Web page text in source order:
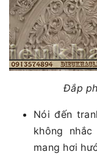
Đắp
Nói đến
không
mang hơi